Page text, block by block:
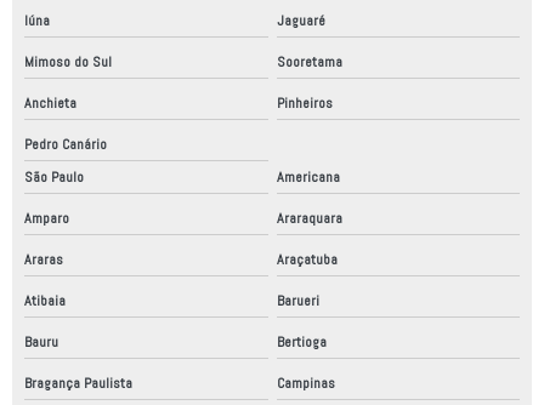
Painel elétrico montagem
Painel elétrico placa de montagem
Peças para automação
Peças para automação industrial
Projeto adequação nr12
Projeto elétrico automático
Projeto elétrico de automação
Projeto elétrico industrial
Projeto mecânico
Iúna Jaguaré
Mimoso do Sul Sooretama
Anchieta Pinheiros
Pedro Canário
São Paulo
Americana
Amparo Araraquara
Araras Araçatuba
Atibaia Barueri
Bauru Bertioga
Bragança Paulista Campinas